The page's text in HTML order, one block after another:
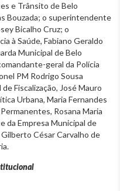
e Trânsito de Belo
Bouzada; o superintendente
Bicalho Cruz; o
à Saúde, Fabiano Geraldo
Municipal de Belo
geral da Polícia
PM Rodrigo Sousa
Fiscalização, José Mauro
Urbana, Maria Fernandes
Rosana Maria
da Empresa Municipal de
César Carvalho de